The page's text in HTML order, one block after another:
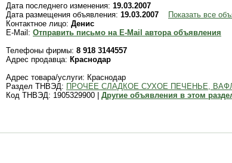
Дата последнего изменения: 19.03.2007
Дата размещения объявления: 19.03.2007
Показать все
Контактное лицо: Денис
E-Mail: Отправить письмо на E-Mail автора объявления
Телефоны фирмы: 8 918 3144557
Адрес продавца: Краснодар
Адрес товара/услуги: Краснодар
Раздел ТНВЭД: ПРОЧЕЕ СЛАДКОЕ СУХОЕ ПЕЧЕНЬЕ,
Код ТНВЭД: 1905329900 | Другие объявления в этом